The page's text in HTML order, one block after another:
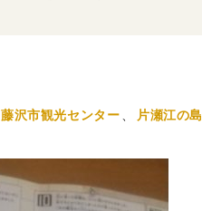
藤沢市観光センター 、
片瀬江の島